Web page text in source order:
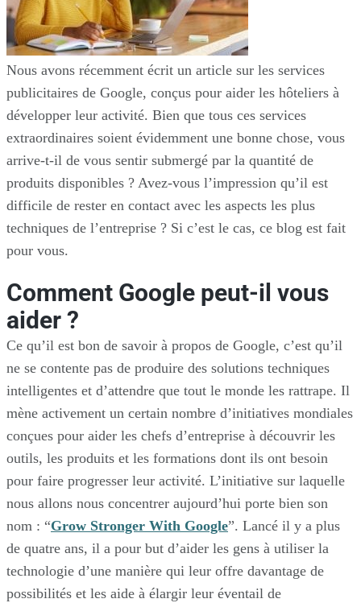
Nous avons récemment écrit un article sur les services
publicitaires de Google, conçus pour aider les hôteliers à
développer leur activité. Bien que tous ces services
extraordinaires soient évidemment une bonne chose, vous
arrive-t-il de vous sentir submergé par la quantité de
produits disponibles ? Avez-vous l’impression qu’il est
difficile de rester en contact avec les aspects les plus
techniques de l’entreprise ? Si c’est le cas, ce blog est fait
pour vous.
Comment Google peut-il vous
aider ?
Ce qu’il est bon de savoir à propos de Google, c’est qu’il
ne se contente pas de produire des solutions techniques
intelligentes et d’attendre que tout le monde les rattrape. Il
mène activement un certain nombre d’initiatives mondiales
conçues pour aider les chefs d’entreprise à découvrir les
outils, les produits et les formations dont ils ont besoin
pour faire progresser leur activité. L’initiative sur laquelle
nous allons nous concentrer aujourd’hui porte bien son
nom : “Grow Stronger With Google”. Lancé il y a plus
de quatre ans, il a pour but d’aider les gens à utiliser la
technologie d’une manière qui leur offre davantage de
possibilités et les aide à élargir leur éventail de